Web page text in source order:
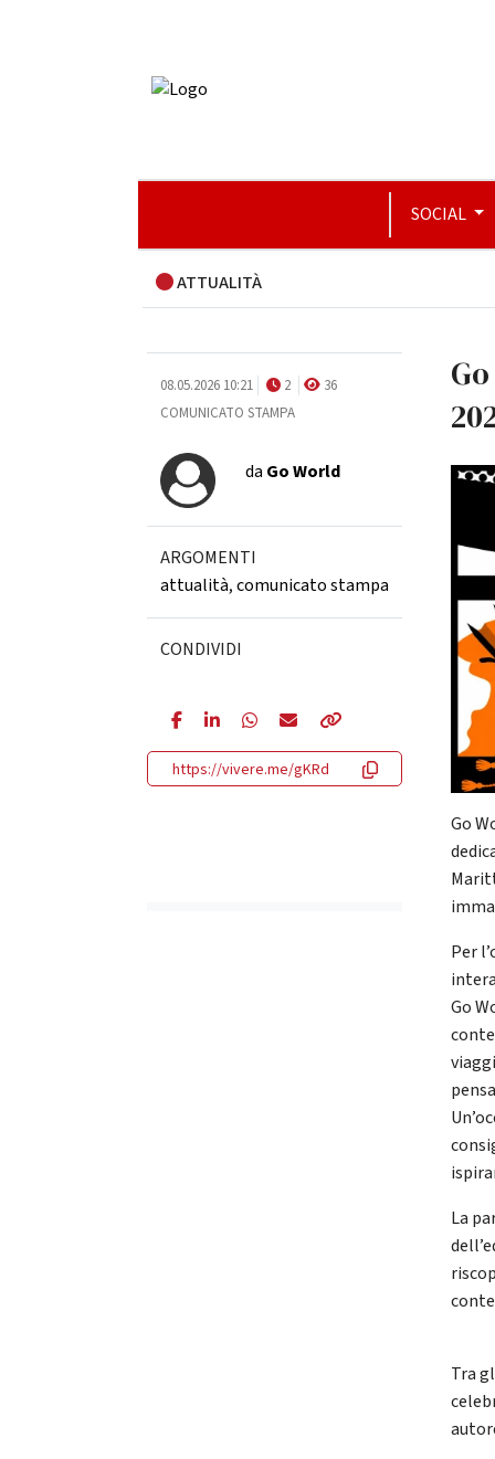
SOCIAL
ATTUALITÀ
08.05.2026 10:21 2
36
COMUNICATO STAMPA
da Go World
ARGOMENTI
attualità,comunicato stampa
CONDIVIDI
https://vivere.me/gKRd
Go
Per
Go
La
Tra